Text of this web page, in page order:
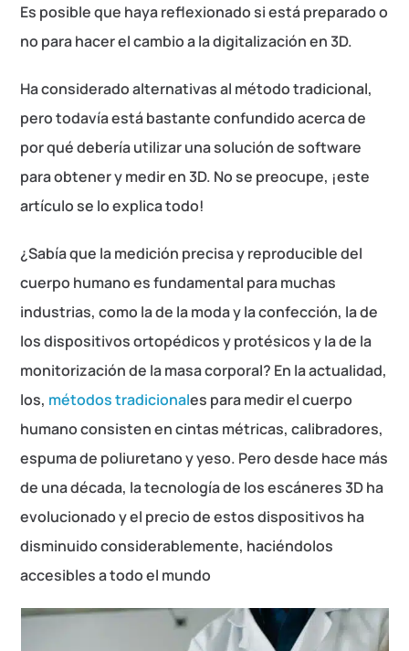
Es posible que haya reflexionado si está preparado o
no para hacer el cambio a la digitalización en 3D.
Ha considerado alternativas al método tradicional,
pero todavía está bastante confundido acerca de
por qué debería utilizar una solución de software
para obtener y medir en 3D. No se preocupe, ¡este
artículo se lo explica todo!
¿Sabía que la medición precisa y reproducible del
cuerpo humano es fundamental para muchas
industrias, como la de la moda y la confección, la de
los dispositivos ortopédicos y protésicos y la de la
monitorización de la masa corporal? En la actualidad,
los, métodos tradicionales para medir el cuerpo
humano consisten en cintas métricas, calibradores,
espuma de poliuretano y yeso. Pero desde hace más
de una década, la tecnología de los escáneres 3D ha
evolucionado y el precio de estos dispositivos ha
disminuido considerablemente, haciéndolos
accesibles a todo el mundo